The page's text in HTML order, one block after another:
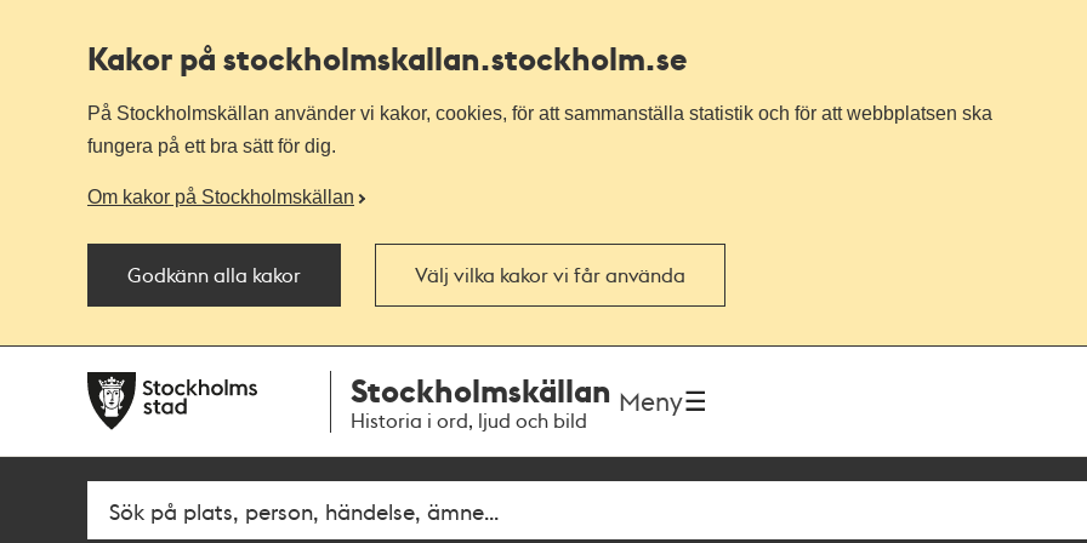
Kakor på stockholmskallan.stockholm.se
På Stockholmskällan använder vi kakor, cookies, för att sammanställa statistik och för att webbplatsen ska
fungera på ett bra sätt för dig.
Om kakor på Stockholmskällan
Godkänn alla kakor Välj vilka kakor vi får använda
navigationen
huvudinnehållet
Stockholmskällan
Historia i ord, ljud och bild
Meny
SökFritextsök